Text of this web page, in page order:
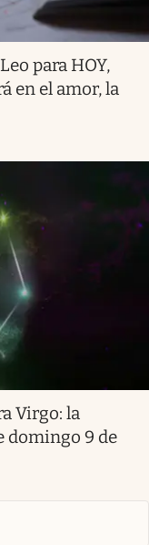
para HOY,
en el amor, la
Virgo: la
domingo 9 de